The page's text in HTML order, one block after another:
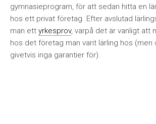
gymnasieprogram, för att sedan hitta en
hos ett privat företag. Efter avslutad
man ett yrkesprov, varpå det är vanligt att
hos det företag man varit lärling hos (men
givetvis inga garantier för).